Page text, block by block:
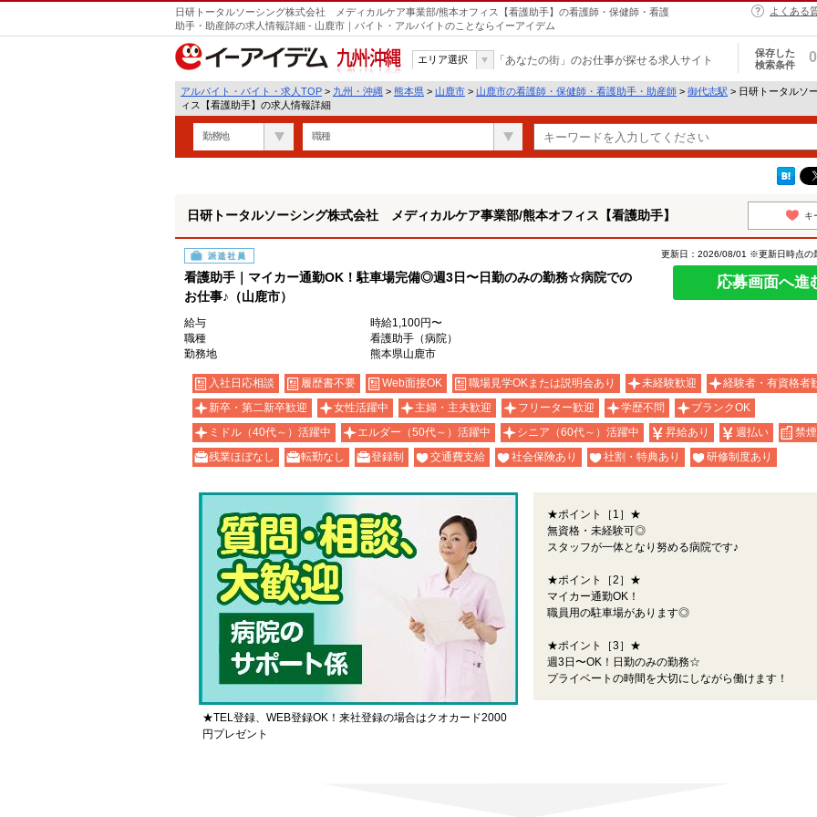
日研トータルソーシング株式会社 メディカルケア事業部/熊本オフィス【看護助手】の看護師・保健師・看護
助手・助産師の求人情報詳細 - 山鹿市｜バイト・アルバイトのことならイーアイデム
よくある
九州・沖縄
エリア選択 「あなたの街」のお仕事が探せる求人サイト
保存した
検索条件
0
アルバイト・バイト・求人TOP > 九州・沖縄 > 熊本県 > 山鹿市 > 山鹿市の看護師・保健師・看護助手・助産師 > 御代志駅 > 日研トータルソ
ィス【看護助手】の求人情報詳細
勤務地 職種
日研トータルソーシング株式会社 メディカルケア事業部/熊本オフィス【看護助手】 キ
派遣社員
看護助手｜マイカー通勤OK！駐車場完備◎週3日〜日勤のみの勤務☆病院での
お仕事♪（山鹿市）
更新日：2026/08/01 ※更新日時点の
応募画面へ進
給与
時給1,100円〜
職種
看護助手（病院）
勤務地
熊本県山鹿市
入社日応相談 履歴書不要 Web面接OK 職場見学OKまたは説明会あり 未経験歓迎
経験者・有資格者
新卒・第二新卒歓迎
女性活躍中 主婦・主夫歓迎 フリーター歓迎 学歴不問
ブランクOK
ミドル（40代～）活躍中
エルダー（50代～）活躍中 シニア（60代～）活躍中 昇給あり 週払い
禁
残業ほぼなし
転勤なし 登録制 交通費支給 社会保険あり 社割・特典あり 研修制度あり
★TEL登録、WEB登録OK！来社登録の場合はクオカード2000
円プレゼント
★ポイント［1］★
無資格・未経験可◎
スタッフが一体となり努める病院です♪
★ポイント［2］★
マイカー通勤OK！
職員用の駐車場があります◎
★ポイント［3］★
週3日〜OK！日勤のみの勤務☆
プライベートの時間を大切にしながら働けます！